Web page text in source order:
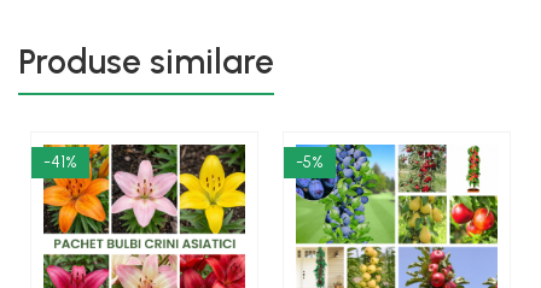
Produse similare
-41% -5%